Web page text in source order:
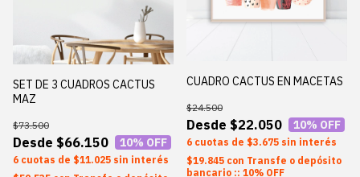
SET DE 3 CUADROS CACTUS
MAZ
$66.150
$73.500
10% OFF
6 $11.025 sin interés
CUADRO CACTUS EN MACETAS
$22.050
$24.500
10% OFF
6 $3.675 sin interés
$19.845 con Transfe o depósito
bancario :: 10% OFF